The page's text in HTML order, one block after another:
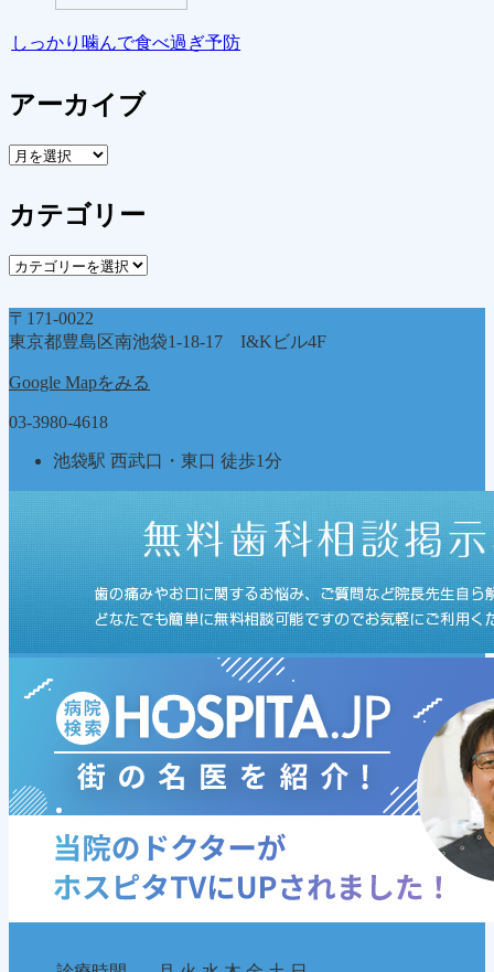
しっかり噛んで食べ過ぎ予防
アーカイブ
ア
カ
イ
カテゴリー
カ
ゴ
リ
〒171-0022
東京都豊島区南池袋1-18-17 I&Kビル4F
Google Mapをみる
03-3980-4618
池袋駅 西武口・東口 徒歩1分